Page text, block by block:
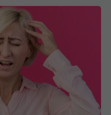
vascular cerebral